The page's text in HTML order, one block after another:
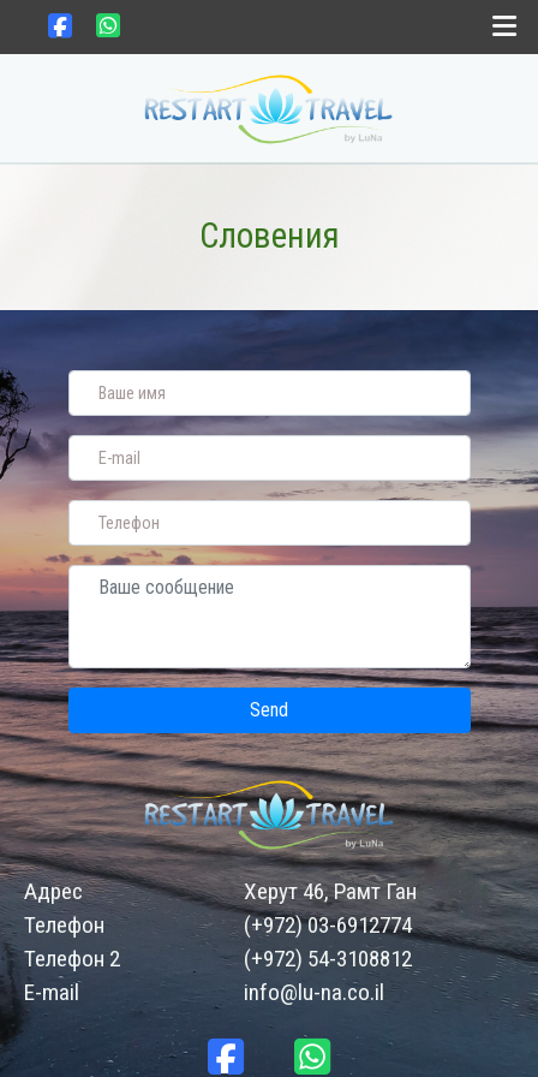
Контакты
Словения
Адрес
Херут 46, Рамт Ган
Телефон
(+972) 03-6912774
Телефон 2
(+972) 54-3108812
E-mail
info@lu-na.co.il
Send